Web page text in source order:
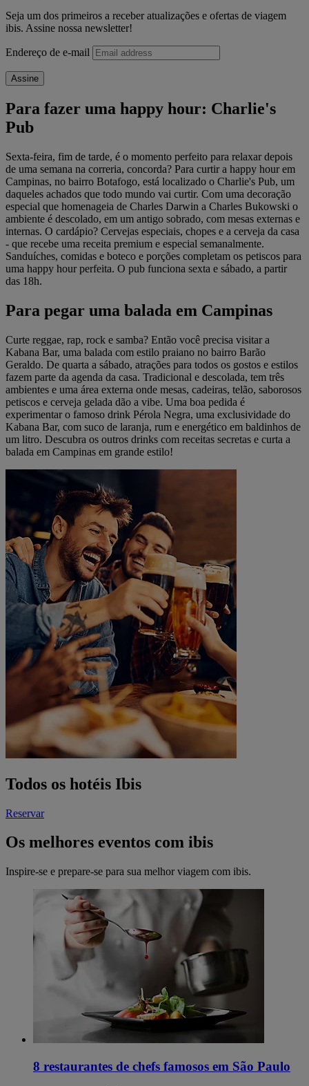
Seja um dos primeiros a receber atualizações e ofertas de viagem
ibis. Assine nossa newsletter!
Endereço de e-mail
Assine
Para fazer uma happy hour: Charlie's
Pub
Sexta-feira, fim de tarde, é o momento perfeito para relaxar depois
de uma semana na correria, concorda? Para curtir a happy hour em
Campinas, no bairro Botafogo, está localizado o Charlie's Pub, um
daqueles achados que todo mundo vai curtir. Com uma decoração
especial que homenageia de Charles Darwin a Charles Bukowski o
ambiente é descolado, em um antigo sobrado, com mesas externas e
internas. O cardápio? Cervejas especiais, chopes e a cerveja da casa
- que recebe uma receita premium e especial semanalmente.
Sanduíches, comidas e boteco e porções completam os petiscos para
uma happy hour perfeita. O pub funciona sexta e sábado, a partir
das 18h.
Para pegar uma balada em Campinas
Curte reggae, rap, rock e samba? Então você precisa visitar a
Kabana Bar, uma balada com estilo praiano no bairro Barão
Geraldo. De quarta a sábado, atrações para todos os gostos e estilos
fazem parte da agenda da casa. Tradicional e descolada, tem três
ambientes e uma área externa onde mesas, cadeiras, telão, saborosos
petiscos e cerveja gelada dão a vibe. Uma boa pedida é
experimentar o famoso drink Pérola Negra, uma exclusividade do
Kabana Bar, com suco de laranja, rum e energético em baldinhos de
um litro. Descubra os outros drinks com receitas secretas e curta a
balada em Campinas em grande estilo!
Todos os hotéis Ibis
Reservar
Os melhores eventos com ibis
Inspire-se e prepare-se para sua melhor viagem com ibis.
8 restaurantes de chefs famosos em São Paulo